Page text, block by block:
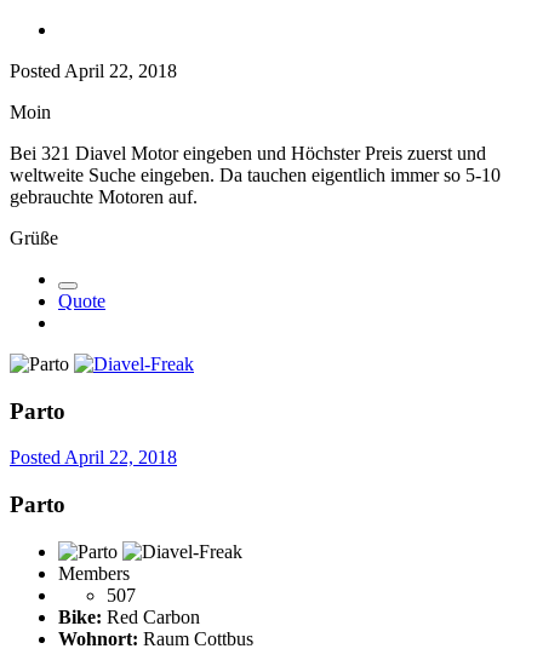
Posted April 22, 2018
Moin
Bei 321 Diavel Motor eingeben und Höchster Preis zuerst und
weltweite Suche eingeben. Da tauchen eigentlich immer so 5-10
gebrauchte Motoren auf.
Grüße
Quote
Parto
PostedApril 22, 2018
Parto
Members
507
Bike: Red Carbon
Wohnort: Raum Cottbus